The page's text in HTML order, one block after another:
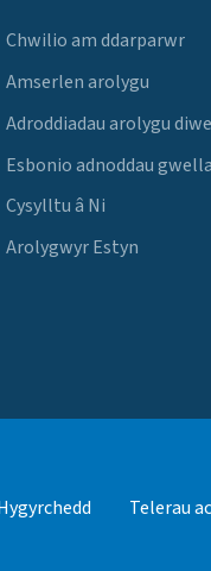
Chwilio am ddarparwr
Amserlen arolygu
Adroddiadau arolygu
Esbonio adnoddau gwella
Cysylltu â Ni
Arolygwyr Estyn
Telerau